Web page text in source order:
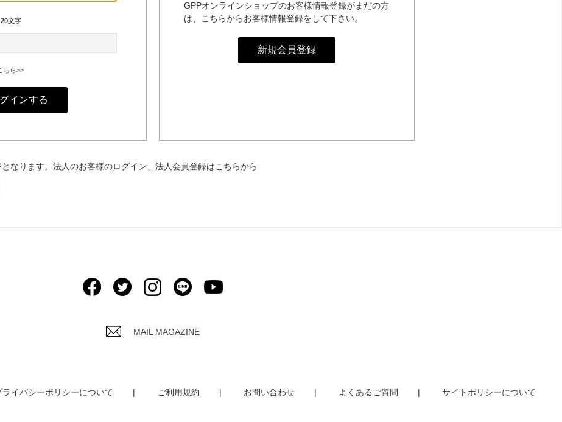
文字
ちら>>
GPPオンラインショップのお客様情報登録がまだの方
は、こちらからお客様情報登録をして下さい。
なります。法人のお客様のログイン、法人会員登録はこちらから
MAIL MAGAZINE
ライバシーポリシーについて ご利用規約 お問い合わせ よくあるご質問 サイトポリシーについて